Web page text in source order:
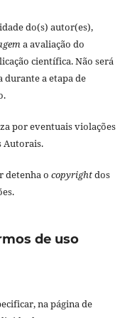
do(s) autor(es),
a avaliação do
científica. Não será
a etapa de
por eventuais violações
Autorais.
detenha o copyrightdos
de uso
na página de